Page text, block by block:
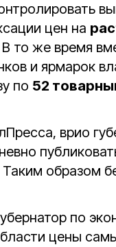
цен на
то же время
и ярмарок
по 52
врио
образом
по
цены